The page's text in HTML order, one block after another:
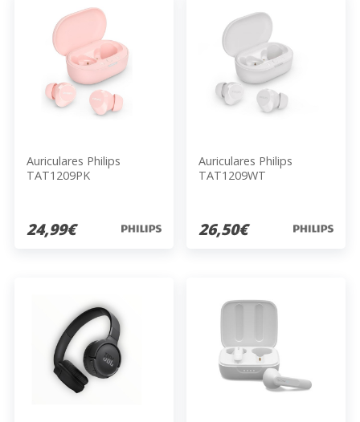
Auriculares Philips
TAT1209PK
24,99€
Auriculares Philips
TAT1209WT
26,50€